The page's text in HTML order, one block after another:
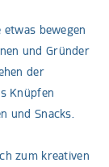
bewegen
und Gründer
der
Knüpfen
und Snacks.
zum kreativen